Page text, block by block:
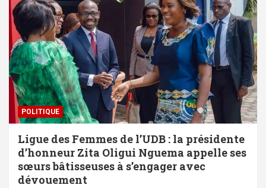
POLITIQUE
Ligue des Femmes de l’UDB : la présidente
d’honneur Zita Oligui Nguema appelle ses
sœurs bâtisseuses à s’engager avec
dévouement